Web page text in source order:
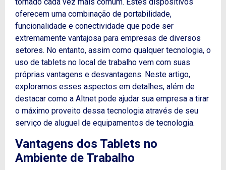
tornado cada vez mais comum. Estes dispositivos
oferecem uma combinação de portabilidade,
funcionalidade e conectividade que pode ser
extremamente vantajosa para empresas de diversos
setores. No entanto, assim como qualquer tecnologia, o
uso de tablets no local de trabalho vem com suas
próprias vantagens e desvantagens. Neste artigo,
exploramos esses aspectos em detalhes, além de
destacar como a Altnet pode ajudar sua empresa a tirar
o máximo proveito dessa tecnologia através de seu
serviço de aluguel de equipamentos de tecnologia.
Vantagens dos Tablets no
Ambiente de Trabalho